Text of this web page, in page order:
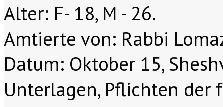
Alter: F- 18, M - 26.
Amtierte von: Rabbi
Datum: Oktober 15,
Unterlagen, Pflichten der